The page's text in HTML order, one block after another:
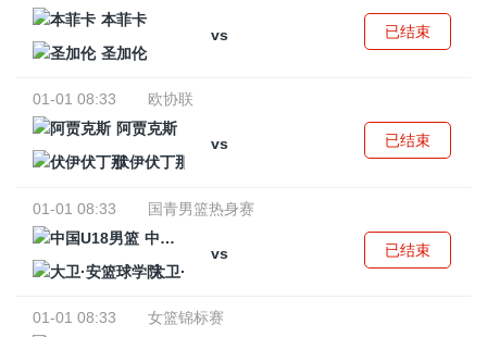
本菲卡
vs
圣加伦
已结束
01-01 08:33
欧协联
阿贾克斯
vs
伏伊伏丁那
已结束
01-01 08:33
国青男篮热身赛
中国U18男篮
vs
大卫·安篮球学院
已结束
01-01 08:33
女篮锦标赛